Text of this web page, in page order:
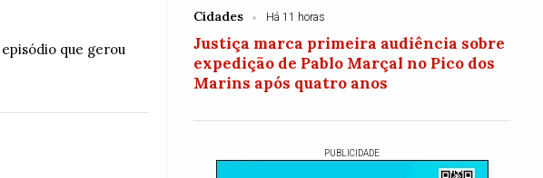
que gerou
Cidades Há 11 horas
Justiça marca primeira audiência sobre
expedição de Pablo Marçal no Pico dos
Marins após quatro anos
PUBLICIDADE